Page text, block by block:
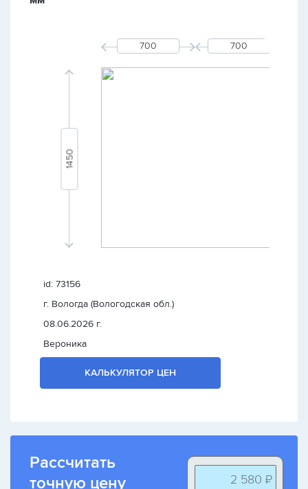
id: 73156
г. Вологда (Вологодская обл.)
08.06.2026 г.
Вероника
КАЛЬКУЛЯТОР ЦЕН
Рассчитать
точную цену
2 580 ₽